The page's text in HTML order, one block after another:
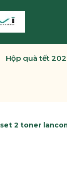
Hộp quà tết
set 2 toner